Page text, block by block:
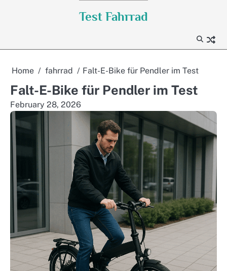
Test Fahrrad
Home fahrrad Falt-E-Bike für Pendler im Test
Falt-E-Bike für Pendler im Test
February 28, 2026